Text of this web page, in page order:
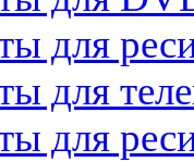
для
для
для